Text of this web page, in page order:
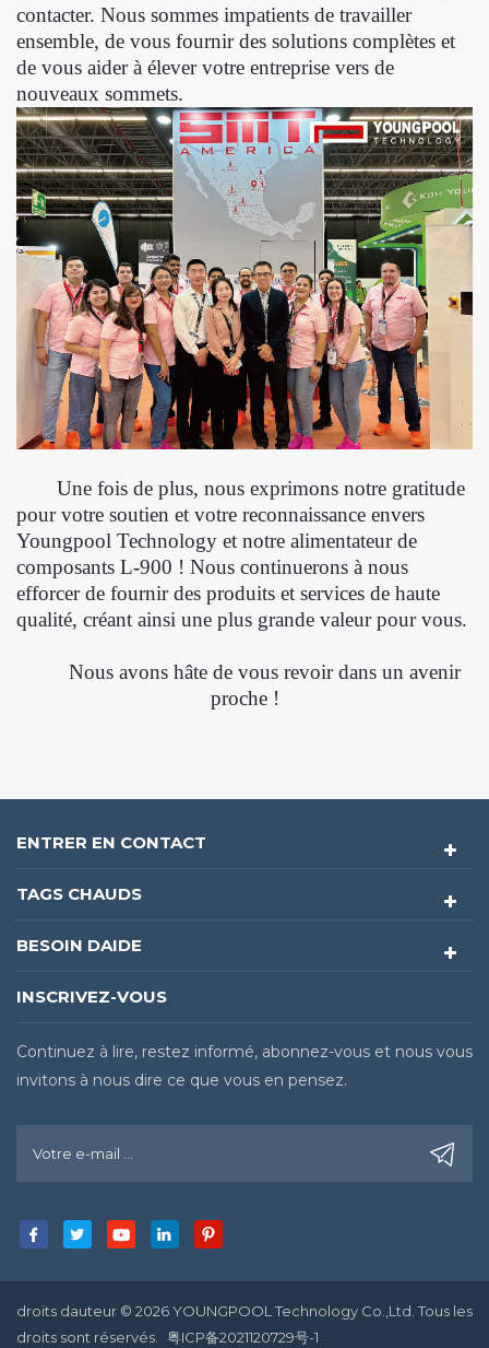
contacter. Nous sommes impatients de travailler
ensemble, de vous fournir des solutions complètes et
de vous aider à élever votre entreprise vers de
nouveaux sommets.
Une fois de plus, nous exprimons notre gratitude
pour votre soutien et votre reconnaissance envers
Youngpool Technology et notre alimentateur de
composants L-900 ! Nous continuerons à nous
efforcer de fournir des produits et services de haute
qualité, créant ainsi une plus grande valeur pour vous.
Nous avons hâte de vous revoir dans un avenir
proche !
ENTRER EN CONTACT
TAGS CHAUDS
BESOIN DAIDE
INSCRIVEZ-VOUS
Continuez à lire, restez informé, abonnez-vous et nous vous
invitons à nous dire ce que vous en pensez.
droits dauteur © 2026 YOUNGPOOL Technology Co.,Ltd. Tous les
droits sont réservés. 粤ICP备2021120729号-1